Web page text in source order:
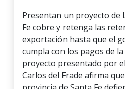
Presentan un proyecto de
Fe cobre y retenga las
exportación hasta que el
cumpla con los pagos de
proyecto presentado por
Carlos del Frade afirma